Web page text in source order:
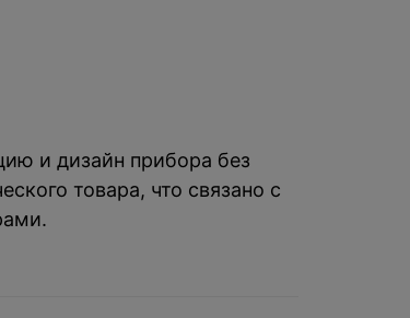
и дизайн прибора без
товара, что связано с